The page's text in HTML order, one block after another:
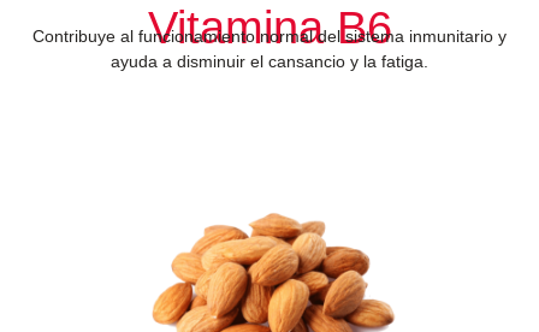
Vitamina B6
Contribuye al funcionamiento normal del sistema inmunitario y
ayuda a disminuir el cansancio y la fatiga.